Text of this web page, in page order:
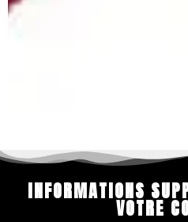
INFORMATIONS
VOTRE